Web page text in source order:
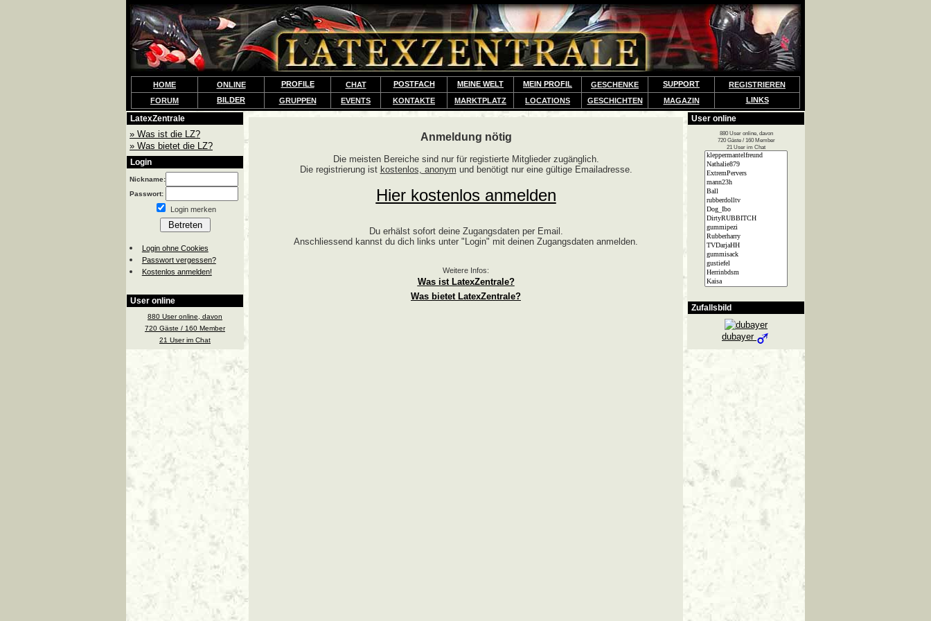
HOME ONLINE PROFILE CHAT POSTFACH MEINE WELT MEIN PROFIL GESCHENKE SUPPORT
REGISTRIEREN
FORUM
BILDER GRUPPEN EVENTS KONTAKTE MARKTPLATZ LOCATIONS GESCHICHTEN MAGAZIN LINKS
LatexZentrale
» Was ist die LZ?
» Was bietet die LZ?
Login
Nickname:
Passwort:
Login merken
Login ohne Cookies
Passwort vergessen?
Kostenlos anmelden!
User online
880 User online, davon
720 Gäste / 160 Member
21 User im Chat
Anmeldung nötig
Die meisten Bereiche sind nur für registierte Mitglieder zugänglich.
Die registrierung ist kostenlos, anonym und benötigt nur eine gültige Emailadresse.
Hier kostenlos anmelden
Du erhälst sofort deine Zugangsdaten per Email.
Anschliessend kannst du dich links unter "Login" mit deinen Zugangsdaten anmelden.
Weitere Infos:
Was ist LatexZentrale?
Was bietet LatexZentrale?
User online
880 User online, davon
720 Gäste / 160 Member
21 User im Chat
Zufallsbild
dubayer